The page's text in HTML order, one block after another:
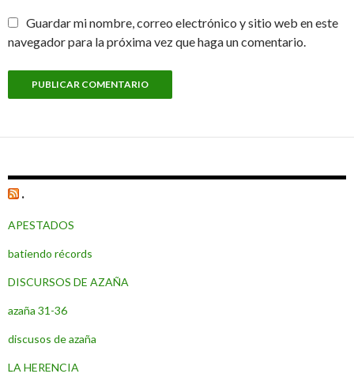
Guardar mi nombre, correo electrónico y sitio web en este
navegador para la próxima vez que haga un comentario.
.
APESTADOS
batiendo récords
DISCURSOS DE AZAÑA
azaña 31-36
discusos de azaña
LA HERENCIA